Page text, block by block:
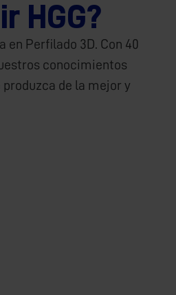
HGG?
en Perfilado 3D. Con 40
conocimientos
de la mejor y